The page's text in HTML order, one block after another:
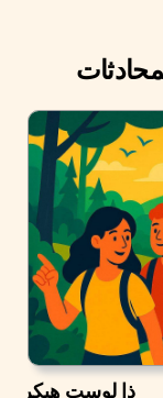
ذا لوست هيكر